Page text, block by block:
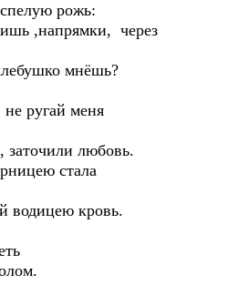
рожь:
,напрямки, через
мнёшь?
ругай меня
заточили любовь.
стала
водицею кровь.